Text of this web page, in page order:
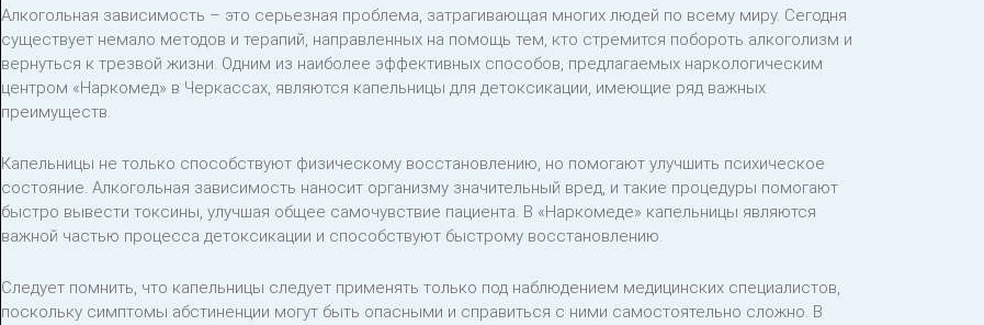
Алкогольная зависимость – это серьезная проблема, затрагивающая многих людей по всему миру. Сегодня
существует немало методов и терапий, направленных на помощь тем, кто стремится побороть алкоголизм и
вернуться к трезвой жизни. Одним из наиболее эффективных способов, предлагаемых наркологическим
центром «Наркомед» в Черкассах, являются капельницы для детоксикации, имеющие ряд важных
преимуществ.
Капельницы не только способствуют физическому восстановлению, но помогают улучшить психическое
состояние. Алкогольная зависимость наносит организму значительный вред, и такие процедуры помогают
быстро вывести токсины, улучшая общее самочувствие пациента. В «Наркомеде» капельницы являются
важной частью процесса детоксикации и способствуют быстрому восстановлению.
Следует помнить, что капельницы следует применять только под наблюдением медицинских специалистов,
поскольку симптомы абстиненции могут быть опасными и справиться с ними самостоятельно сложно. В